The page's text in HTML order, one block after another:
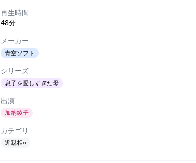
再生時間
48分
メーカー
青空ソフト
シリーズ
息子を愛しすぎた母
出演
加納綾子
カテゴリ
近親相○